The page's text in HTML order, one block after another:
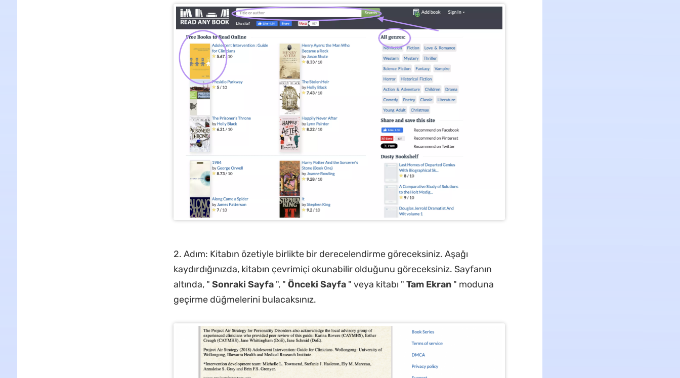
2. Adım: Kitabın özetiyle birlikte bir derecelendirme göreceksiniz. Aşağı
kaydırdığınızda, kitabın çevrimiçi okunabilir olduğunu göreceksiniz. Sayfanın
altında, " Sonraki Sayfa", " Önceki Sayfa" veya kitabı " Tam Ekran" moduna
geçirme düğmelerini bulacaksınız.